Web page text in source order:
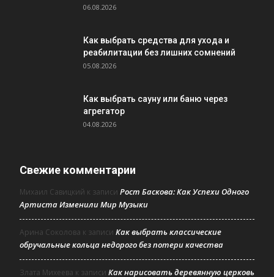
06.08.2026
Как выбрать средства для ухода и
реабилитации без лишних сомнений
05.08.2026
Как выбрать сауну или баню через
агрегатор
04.08.2026
Свежие комментарии
Михаил Савицкий к записи Рост Баскова: Как Успехи Одного
Артиста Изменили Мир Музыки
Арина Соколова к записи Как выбрать классические
обручальные кольца недорого без потери качества
Злата Михеева к записи Как нарисовать деревянную церковь